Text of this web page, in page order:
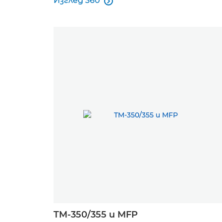
Изглед 360

TM-350/355 и MFP